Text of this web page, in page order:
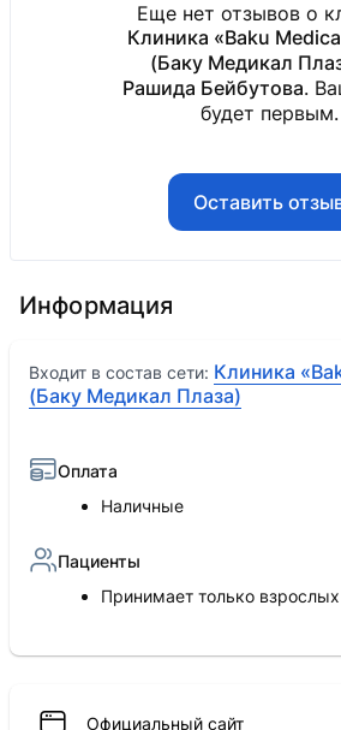
Еще нет отзывов о
Клиника «Baku
(Баку Медикал
Рашида Бейбутова.
будет первым.
Оставить
Информация
Входит в состав сети: Клиника
(Баку Медикал Плаза)
Оплата
Наличные
Пациенты
Принимает только взрослых
Официальный сайт